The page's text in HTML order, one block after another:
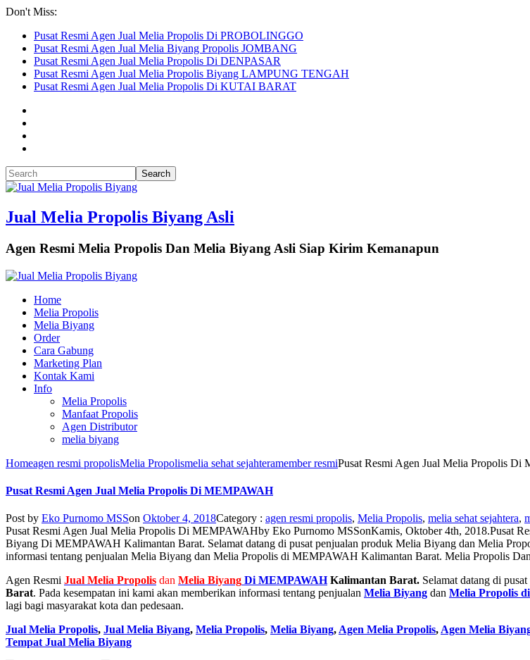
Don't Miss:
Pusat Resmi Agen Jual Melia Propolis Di PROBOLINGGO
Pusat Resmi Agen Jual Melia Biyang Propolis JOMBANG
Pusat Resmi Agen Jual Melia Propolis Di DENPASAR
Pusat Resmi Agen Jual Melia Propolis Biyang LAMPUNG TENGAH
Pusat Resmi Agen Jual Melia Propolis Di KUTAI BARAT
Jual Melia Propolis Biyang Asli
Agen Resmi Melia Propolis Dan Melia Biyang Asli Siap Kirim Kemanapun
Home
Melia Propolis
Melia Biyang
Order
Cara Gabung
Marketing Plan
Kontak Kami
Info
Melia Propolis
Manfaat Propolis
Agen Distributor
melia biyang
Homeagen resmi propolisMelia Propolismelia sehat sejahteramember resmiPusat Resmi Agen Jual Melia Propolis Di
Pusat Resmi Agen Jual Melia Propolis Di MEMPAWAH
Post by Eko Purnomo MSSon Oktober 4, 2018Category : agen resmi propolis, Melia Propolis, melia sehat sejahtera,
Pusat Resmi Agen Jual Melia Propolis Di MEMPAWAHby Eko Purnomo MSSonKamis, Oktober 4th, 2018.Pusat
Biyang Di MEMPAWAH Kalimantan Barat. Selamat datang di pusat penjualan produk Melia Biyang dan Melia
informasi tentang penjualan Melia Biyang dan Melia Propolis di MEMPAWAH Kalimantan Barat. Melia Propolis
Agen Resmi Jual Melia Propolis dan Melia Biyang Di MEMPAWAHKalimantan Barat. Selamat datang di
Barat. Pada kesempatan ini kami akan memberikan informasi tentang penjualan Melia Biyang dan Melia Propolis
lagi bagi masyarakat kota dan pedesaan.
Jual Melia Propolis, Jual Melia Biyang, Melia Propolis, Melia Biyang, Agen Melia Propolis, Agen Melia
Tempat Jual Melia Biyang